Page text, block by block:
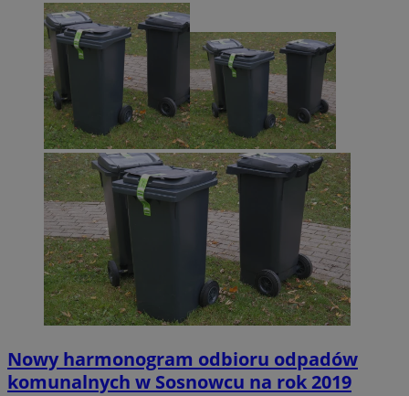
Nowy harmonogram odbioru odpadów
komunalnych w Sosnowcu na rok 2019